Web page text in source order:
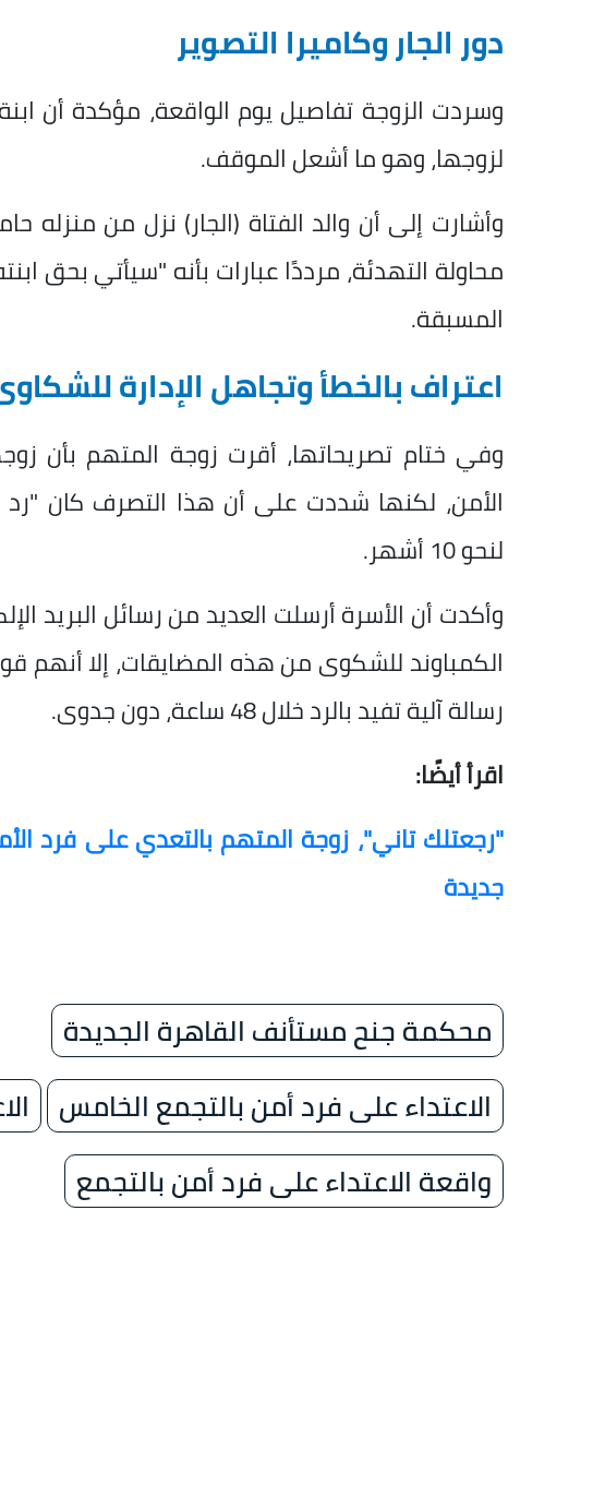
دور الجار وكاميرا التصوير
وسردت الزوجة تفاصيل يوم الواقعة، مؤكدة أن
لزوجها، وهو ما أشعل الموقف.
وأشارت إلى أن والد الفتاة (الجار) نزل من منزله
محاولة التهدئة، مرددًا عبارات بأنه "سيأتي بحق
المسبقة.
اعتراف بالخطأ وتجاهل الإدارة
وفي ختام تصريحاتها، أقرت زوجة المتهم بأن
الأمن، لكنها شددت على أن هذا التصرف كان
لنحو 10 أشهر.
وأكدت أن الأسرة أرسلت العديد من رسائل البريد
الكمباوند للشكوى من هذه المضايقات، إلا أنهم
رسالة آلية تفيد بالرد خلال 48 ساعة، دون جدوى.
اقرأ أيضًا:
"رجعتلك تاني"، زوجة المتهم بالتعدي على فرد
جديدة
محكمة جنح مستأنف القاهرة الجديدة
الاعتداء على فرد أمن بالتجمع الخامس
واقعة الاعتداء على فرد أمن بالتجمع